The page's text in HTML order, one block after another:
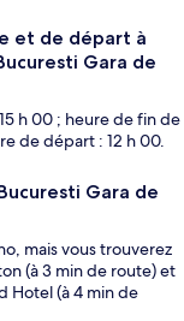
et de départ à
Gara de
h 00 ; heure de fin de
de départ : 12 h 00.
Gara de
mais vous trouverez
(à 3 min de route) et
Hotel (à 4 min de